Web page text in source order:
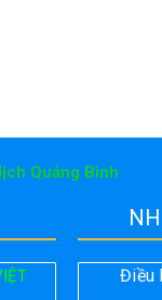
Quảng Bình
Điều